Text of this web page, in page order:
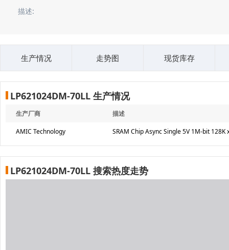
描述:
生产情况 走势图 现货库存
LP621024DM-70LL 生产情况
生产厂商 描述
AMIC Technology SRAM Chip Async Single 5V 1M-bit 128K
LP621024DM-70LL 搜索热度走势